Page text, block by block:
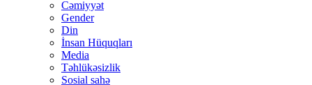
Cəmiyyət
Gender
Din
İnsan Hüquqları
Media
Təhlükəsizlik
Sosial sahə